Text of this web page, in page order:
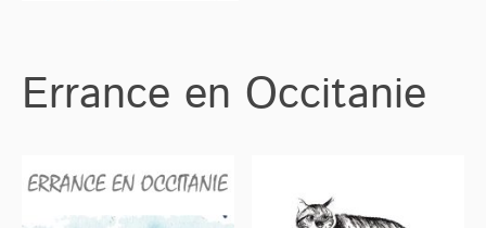
Errance en Occitanie